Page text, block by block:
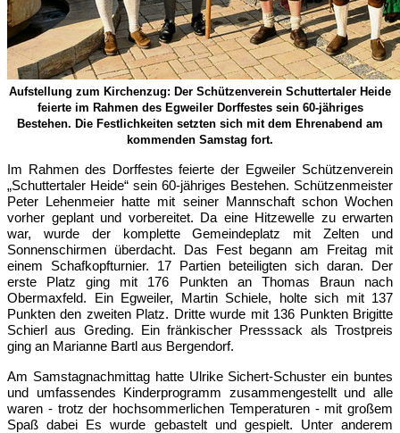
Aufstellung zum Kirchenzug: Der Schützenverein Schuttertaler Heide
feierte im Rahmen des Egweiler Dorffestes sein 60-jähriges
Bestehen. Die Festlichkeiten setzten sich mit dem Ehrenabend am
kommenden Samstag fort.
Im Rahmen des Dorffestes feierte der Egweiler Schützenverein
„Schuttertaler Heide“ sein 60-jähriges Bestehen. Schützenmeister
Peter Lehenmeier hatte mit seiner Mannschaft schon Wochen
vorher geplant und vorbereitet. Da eine Hitzewelle zu erwarten
war, wurde der komplette Gemeindeplatz mit Zelten und
Sonnenschirmen überdacht. Das Fest begann am Freitag mit
einem Schafkopfturnier. 17 Partien beteiligten sich daran. Der
erste Platz ging mit 176 Punkten an Thomas Braun nach
Obermaxfeld. Ein Egweiler, Martin Schiele, holte sich mit 137
Punkten den zweiten Platz. Dritte wurde mit 136 Punkten Brigitte
Schierl aus Greding. Ein fränkischer Presssack als Trostpreis
ging an Marianne Bartl aus Bergendorf.
Am Samstagnachmittag hatte Ulrike Sichert-Schuster ein buntes
und umfassendes Kinderprogramm zusammengestellt und alle
waren - trotz der hochsommerlichen Temperaturen - mit großem
Spaß dabei Es wurde gebastelt und gespielt. Unter anderem